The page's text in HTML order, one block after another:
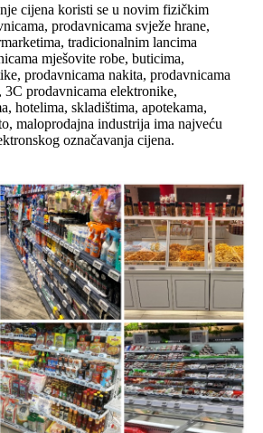
cijena koristi se u novim fizičkim
prodavnicama svježe hrane,
tradicionalnim lancima
mješovite robe, buticima,
prodavnicama nakita, prodavnicama
3C prodavnicama elektronike,
hotelima, skladištima, apotekama,
maloprodajna industrija ima najveću
označavanja cijena.